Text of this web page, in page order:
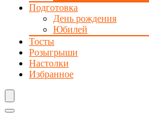
Подготовка
День рождения
Юбилей
Тосты
Розыгрыши
Настолки
Избранное